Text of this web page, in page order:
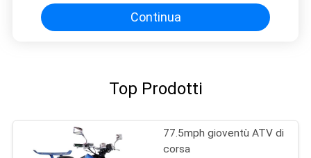
Continua
Top Prodotti
77.5mph gioventù ATV di
corsa